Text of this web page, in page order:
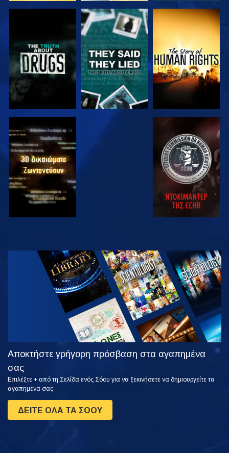
ΠΑΡΑΚΟΛΟΥΘΗΣΤΕ ΠΑΡΑΚΟΛΟΥΘΗΣΤΕ ΠΑΡΑΚΟΛΟΥΘΗΣΤΕ
ΠΑΡΑΚΟΛΟΥΘΗΣΤΕ ΠΑΡΑΚΟΛΟΥΘΗΣΤΕ
ΠΑΡΑΚΟΛΟΥΘΗΣΤΕ
ΕΞΕΡΕΥΝΗΣΤΕ
ΤΗ ΣΕΙΡΑ
Αποκτήστε γρήγορη πρόσβαση στα αγαπημένα
σας
Επιλέξτε + από τη Σελίδα ενός Σόου για να ξεκινήσετε να δημιουργείτε τα
αγαπημένα σας
ΔΕΙΤΕ ΟΛΑ ΤΑ ΣΟΟΥ